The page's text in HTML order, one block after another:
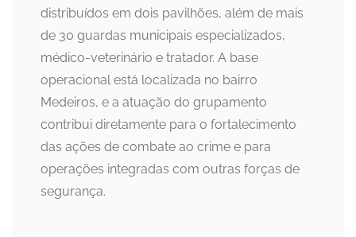
distribuídos em dois pavilhões, além de mais
de 30 guardas municipais especializados,
médico-veterinário e tratador. A base
operacional está localizada no bairro
Medeiros, e a atuação do grupamento
contribui diretamente para o fortalecimento
das ações de combate ao crime e para
operações integradas com outras forças de
segurança.